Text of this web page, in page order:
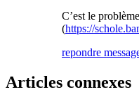
C’est le
(https://
repondre
Articles connexes